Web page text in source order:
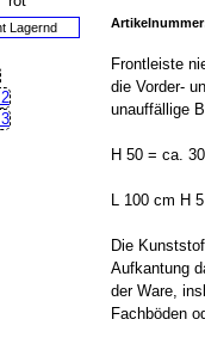
Lagernd
Frontleiste
die Vorder-
unauffällige
H 50 = ca.
L 100 cm H
Die
Aufkantung
der Ware,
Fachböden